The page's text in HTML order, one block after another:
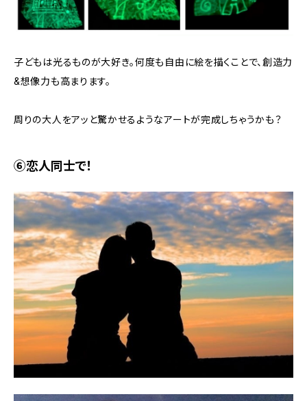
子どもは光るものが大好き。何度も自由に絵を描くことで、創造力
&想像力も高まります。
周りの大人をアッと驚かせるようなアートが完成しちゃうかも？
⑥恋人同士で！